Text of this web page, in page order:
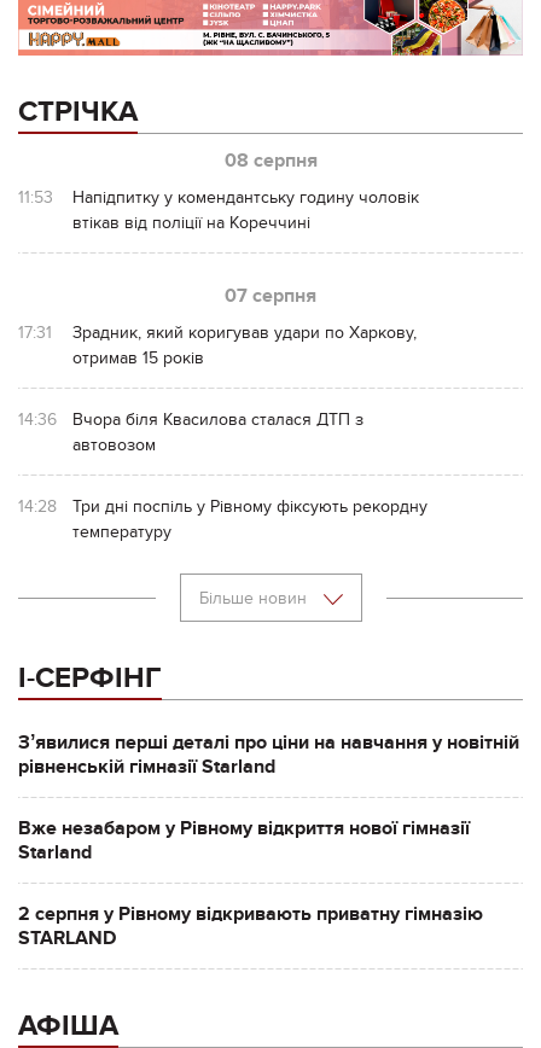
СТРІЧКА
08 серпня
11:53
Напідпитку у комендантську годину чоловік
втікав від поліції на Кореччині
07 серпня
17:31
Зрадник, який коригував удари по Харкову,
отримав 15 років
14:36
Вчора біля Квасилова сталася ДТП з
автовозом
14:28
Три дні поспіль у Рівному фіксують рекордну
температуру
Більше новин
І-СЕРФІНГ
Зʼявилися перші деталі про ціни на навчання у новітній
рівненській гімназії Starland
Вже незабаром у Рівному відкриття нової гімназії
Starland
2 серпня у Рівному відкривають приватну гімназію
STARLAND
АФІША